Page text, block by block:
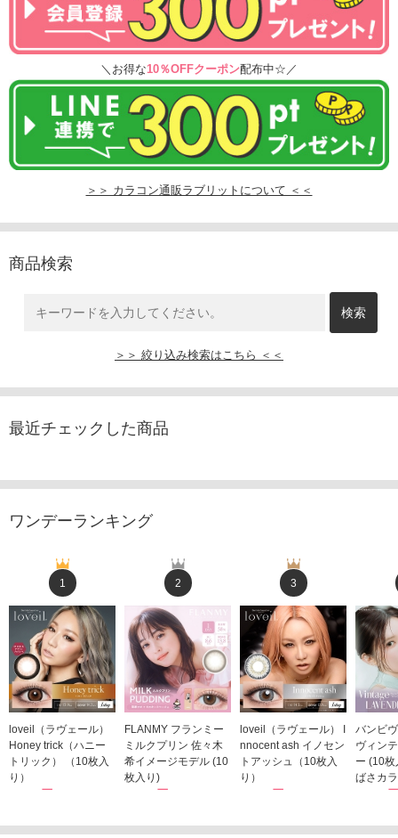
＼お得な10％OFFクーポン配布中☆／
＞＞ カラコン通販ラブリットについて ＜＜
商品検索
＞＞ 絞り込み検索はこちら ＜＜
最近チェックした商品
ワンデーランキング
1
loveil（ラヴェール）
Honey trick（ハニー
トリック） （10枚入
り）
1,760円
2
FLANMY フランミー
ミルクプリン 佐々木
希イメージモデル (10
枚入り)
1,815円
3
loveil（ラヴェール） I
nnocent ash イノセン
トアッシュ（10枚入
り）
1,760円
バンビ
ヴィン
ー (10
ばさカ
1,848